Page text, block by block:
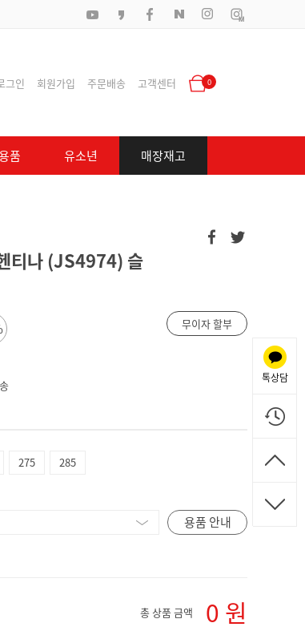
그인 회원가입 주문배송 고객센터 0
품 유소년 매장재고
티나 (JS4974) 슬
무이자 할부
275 285
용품 안내
총 상품 금액 0 원
톡상담